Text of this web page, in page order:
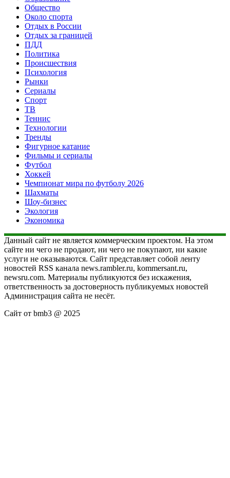
Общество
Около спорта
Отдых в России
Отдых за границей
ПДД
Политика
Происшествия
Психология
Рынки
Сериалы
Спорт
ТВ
Теннис
Технологии
Тренды
Фигурное катание
Фильмы и сериалы
Футбол
Хоккей
Чемпионат мира по футболу 2026
Шахматы
Шоу-бизнес
Экология
Экономика
Данный сайт не является коммерческим проектом. На этом
сайте ни чего не продают, ни чего не покупают, ни какие
услуги не оказываются. Сайт представляет собой ленту
новостей RSS канала news.rambler.ru, kommersant.ru,
newsru.com. Материалы публикуются без искажения,
ответственность за достоверность публикуемых новостей
Администрация сайта не несёт.
Сайт от bmb3 @ 2025